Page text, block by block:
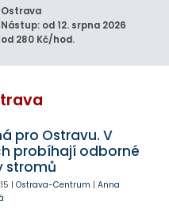
Ostrava
Nástup: od 12. srpna 2026
od 280 Kč/hod.
pro Ostravu. V
probíhají odborné
stromů
| Ostrava-Centrum | Anna